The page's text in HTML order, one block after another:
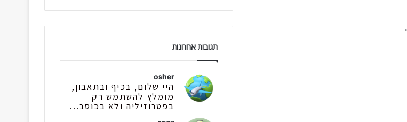
תגובות אחרונות
osher
היי שלום, בכיף ובתאבון,
מומלץ להשתמש רק
בפטרוזיליה ולא בכוסב...